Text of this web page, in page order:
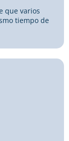
que varios
tiempo de